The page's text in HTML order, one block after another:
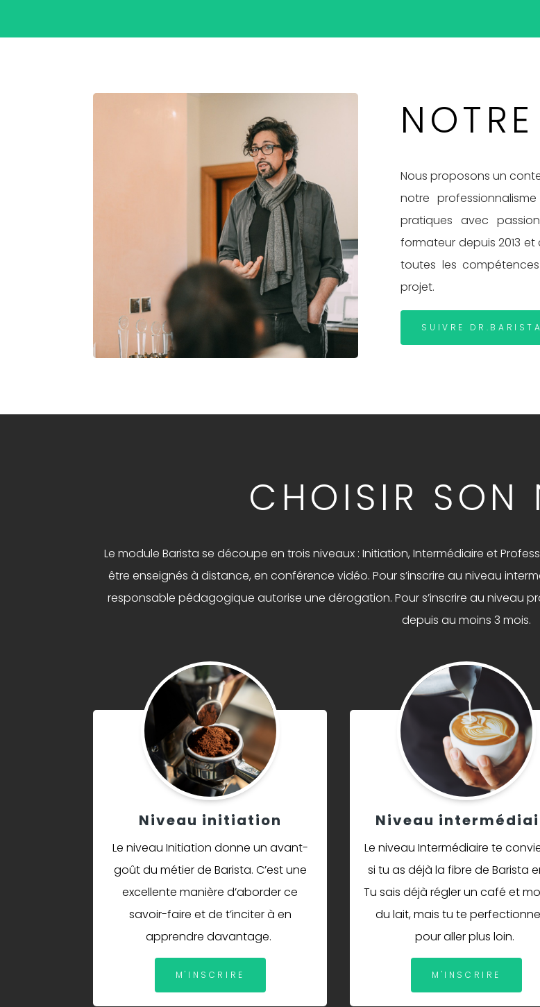
Nous proposons un
notre
pratiques avec
formateur depuis 2013
toutes les
projet.
SUIVRE DR.BARISTA
CHOISIR SON
Le module Barista se découpe en trois niveaux : Initiation, Intermédiaire et
être enseignés à distance, en conférence vidéo. Pour s’inscrire au niveau
responsable pédagogique autorise une dérogation. Pour s’inscrire au niveau
depuis au moins 3 mois.
Niveau initiation
Le niveau Initiation donne un avant-
goût du métier de Barista. C’est une
excellente manière d’aborder ce
savoir-faire et de t’inciter à en
apprendre davantage.
M'INSCRIRE
Niveau
Le niveau Intermédiaire te
si tu as déjà la fibre de Barista
Tu sais déjà régler un café et
du lait, mais tu te
pour aller plus loin.
M'INSCRIRE